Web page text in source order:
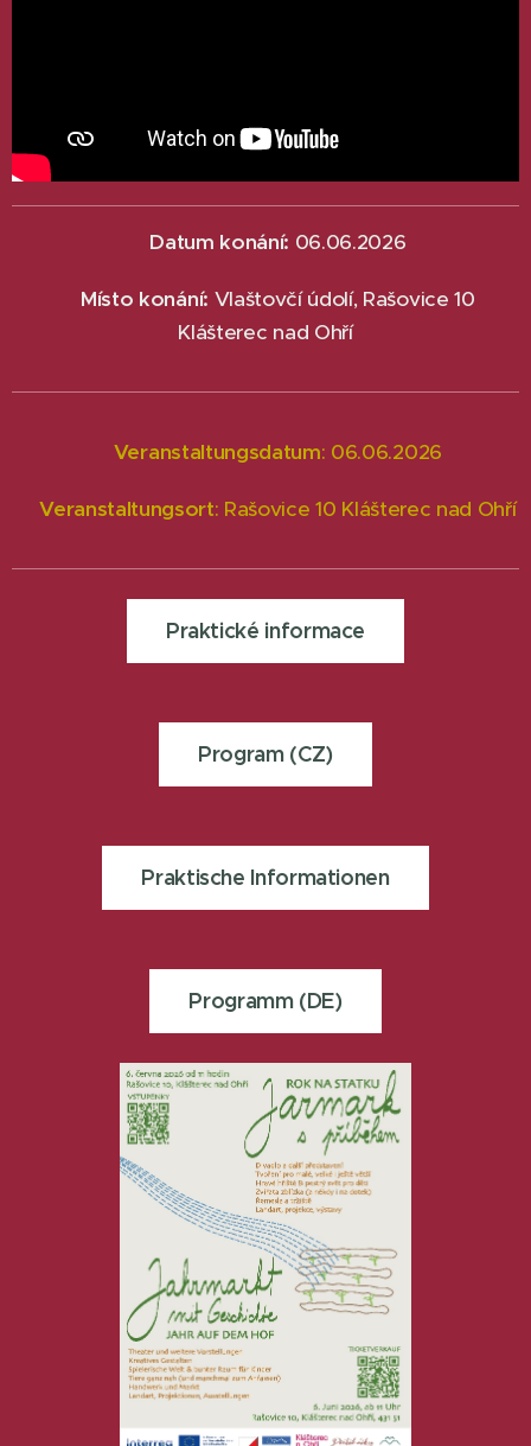
Datum konání: 06.06.2026
📌Místo konání: Vlaštovčí údolí, Rašovice 10
Klášterec nad Ohří
Veranstaltungsdatum: 06.06.2026
📌Veranstaltungsort: Rašovice 10 Klášterec nad Ohří
Praktické informace
Program (CZ)
Praktische Informationen
Programm (DE)